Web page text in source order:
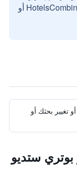
بواسطة مستخدمين حقيقيين مع HotelsCombined أو
تغيير بحثك أو
بوتري ستديو